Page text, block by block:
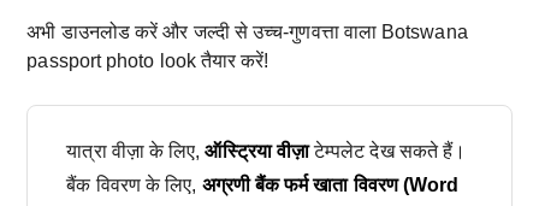
अभी डाउनलोड करें और जल्दी से उच्च-गुणवत्ता वाला Botswana
passport photo look तैयार करें!
यात्रा वीज़ा के लिए,ऑस्ट्रिया वीज़ाटेम्पलेट देख सकते हैं।
बैंक विवरण के लिए, अग्रणी बैंक फर्म खाता विवरण (Word